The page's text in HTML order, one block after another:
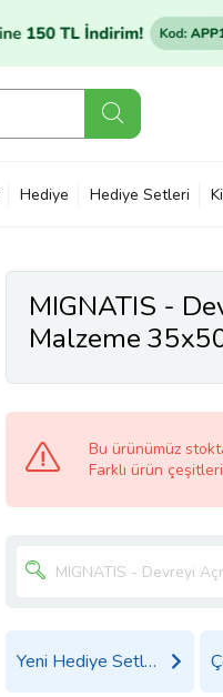
Hediye Hediye Setleri
MIGNATIS -
Malzeme
Bu ürünümüz
Farklı ürün
Yeni Hediye Setleri